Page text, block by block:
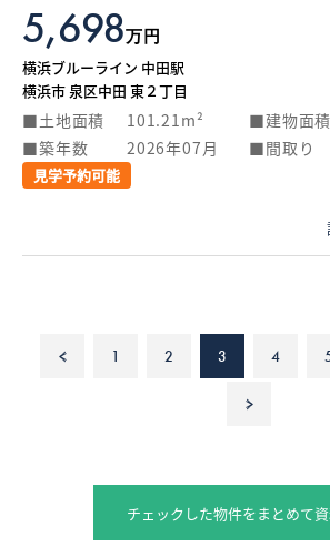
5,698万円
横浜ブルーライン 中田駅
横浜市 泉区中田 東２丁目
土地面積 101.21m² 建物面積
築年数
2026年07月 間取り
見学予約可能
< 1 2 3 4
>
チェックした物件をまとめて